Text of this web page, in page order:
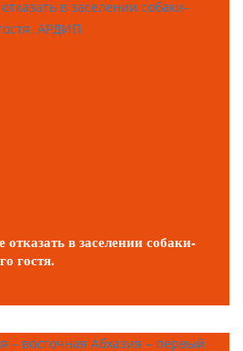
в заселении собаки-
гостя.